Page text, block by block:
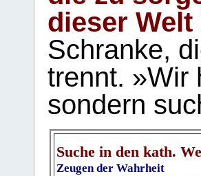
dieser Welt
Schranke,
trennt. »Wir
sondern
Suche in den kath.
Zeugen der Wahrheit